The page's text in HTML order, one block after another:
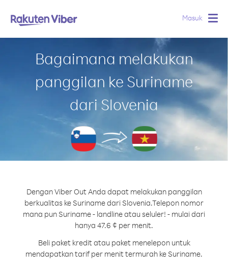
Masuk
Bagaimana melakukan
panggilan ke Suriname
dari Slovenia
Dengan Viber Out Anda dapat melakukan panggilan
berkualitas ke Suriname dari Slovenia.Telepon nomor
mana pun Suriname - landline atau seluler! - mulai dari
hanya 47.6 ¢ per menit.
Beli paket kredit atau paket menelepon untuk
mendapatkan tarif per menit termurah ke Suriname.